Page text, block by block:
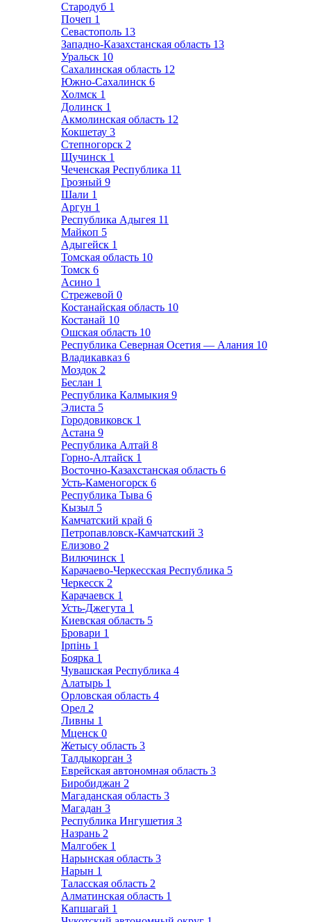
Стародуб 1
Почеп 1
Севастополь 13
Западно-Казахстанская область 13
Уральск 10
Сахалинская область 12
Южно-Сахалинск 6
Холмск 1
Долинск 1
Акмолинская область 12
Кокшетау 3
Степногорск 2
Щучинск 1
Чеченская Республика 11
Грозный 9
Шали 1
Аргун 1
Республика Адыгея 11
Майкоп 5
Адыгейск 1
Томская область 10
Томск 6
Асино 1
Стрежевой 0
Костанайская область 10
Костанай 10
Ошская область 10
Республика Северная Осетия — Алания 10
Владикавказ 6
Моздок 2
Беслан 1
Республика Калмыкия 9
Элиста 5
Городовиковск 1
Астана 9
Республика Алтай 8
Горно-Алтайск 1
Восточно-Казахстанская область 6
Усть-Каменогорск 6
Республика Тыва 6
Кызыл 5
Камчатский край 6
Петропавловск-Камчатский 3
Елизово 2
Вилючинск 1
Карачаево-Черкесская Республика 5
Черкесск 2
Карачаевск 1
Усть-Джегута 1
Киевская область 5
Бровари 1
Ірпінь 1
Боярка 1
Чувашская Республика 4
Алатырь 1
Орловская область 4
Орел 2
Ливны 1
Мценск 0
Жетысу область 3
Талдыкорган 3
Еврейская автономная область 3
Биробиджан 2
Магаданская область 3
Магадан 3
Республика Ингушетия 3
Назрань 2
Малгобек 1
Нарынская область 3
Нарын 1
Таласская область 2
Алматинская область 1
Капшагай 1